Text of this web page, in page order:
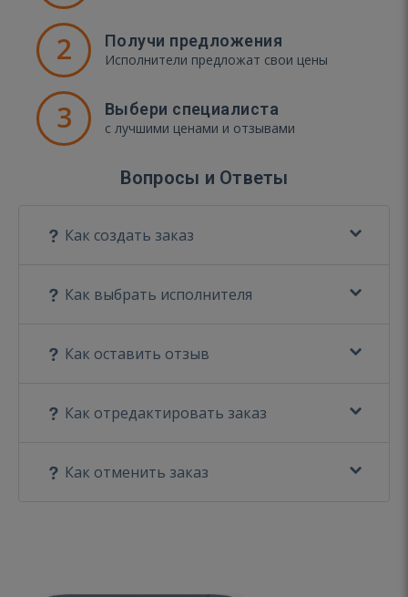
2 Получи предложения
Исполнители предложат свои цены
3 Выбери специалиста
с лучшими ценами и отзывами
Вопросы и Ответы
Как создать заказ
Как выбрать исполнителя
Как оставить отзыв
Как отредактировать заказ
Как отменить заказ